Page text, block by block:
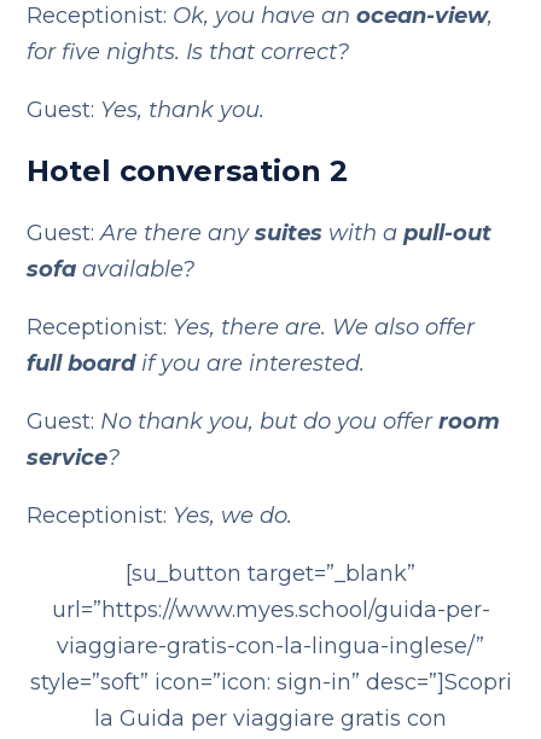
Receptionist: Ok, you have anocean-view,
for five nights. Is that correct?
Guest: Yes, thank you.
Hotel conversation 2
Guest:Are there anysuites with a pull-out
sofa available?
Receptionist: Yes, there are. We also offer
full boardif you are interested.
Guest: No thank you, but do you offerroom
service?
Receptionist: Yes, we do.
[su_button target=”_blank”
url=”https://www.myes.school/guida-per-
viaggiare-gratis-con-la-lingua-inglese/”
style=”soft” icon=”icon: sign-in” desc=”]Scopri
la Guida per viaggiare gratis con